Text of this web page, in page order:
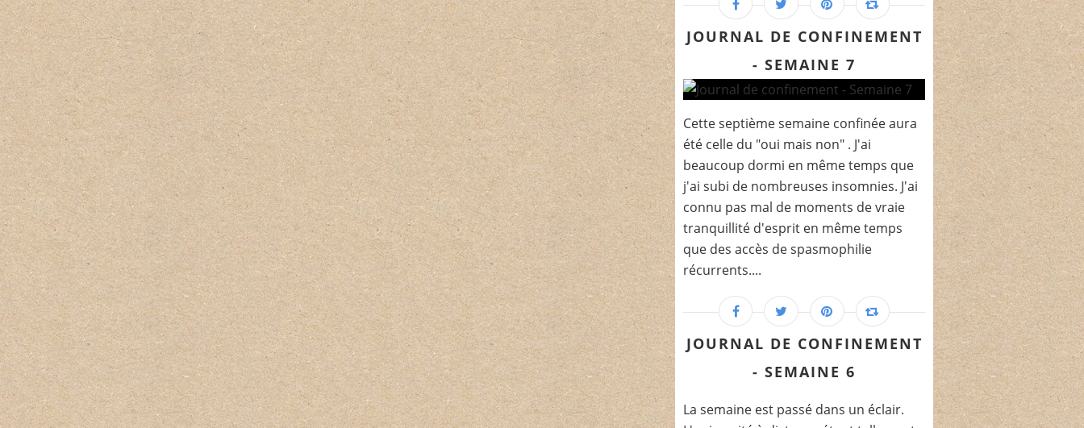
JOURNAL DE CONFINEMENT
- SEMAINE 7
Cette septième semaine confinée aura
été celle du "oui mais non" . J'ai
beaucoup dormi en même temps que
j'ai subi de nombreuses insomnies. J'ai
connu pas mal de moments de vraie
tranquillité d'esprit en même temps
que des accès de spasmophilie
récurrents....
JOURNAL DE CONFINEMENT
- SEMAINE 6
La semaine est passé dans un éclair.